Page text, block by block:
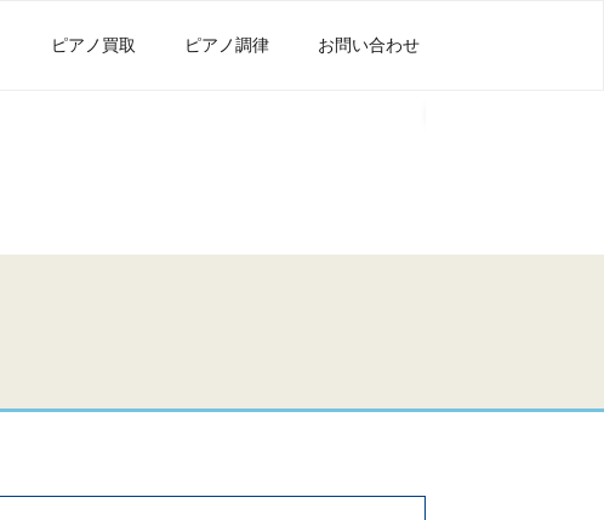
ピアノ買取 ピアノ調律 お問い合わせ